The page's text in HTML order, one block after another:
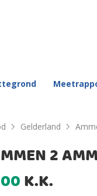
Gelderland
2
K.K.